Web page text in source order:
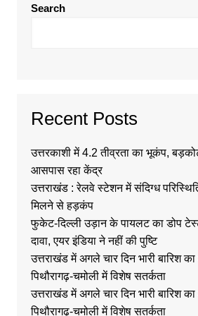
Search
Recent Posts
उत्तरकाशी में 4.2 तीव्रता का भूकंप,
आसपास रहा केंद्र
उत्तराखंड : रेलवे स्टेशन में संदिग्ध
मिलने से हड़कंप
फुकेट-दिल्ली उड़ान के पायलट का डोप
दावा, एयर इंडिया ने नहीं की पुष्टि
उत्तराखंड में अगले चार दिन भारी बारिश
पिथौरागढ़-चमोली में विशेष सतर्कता
उत्तराखंड में अगले चार दिन भारी बारिश
पिथौरागढ़-चमोली में विशेष सतर्कता